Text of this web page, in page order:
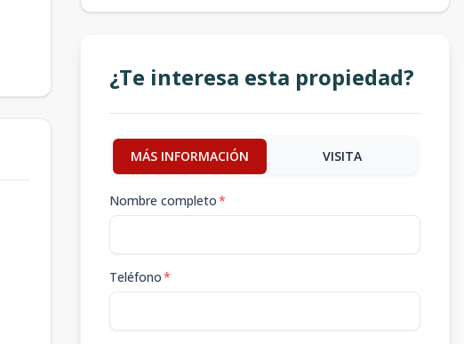
¿Te interesa esta propiedad?
MÁS INFORMACIÓN VISITA
Nombre completo*
Teléfono*